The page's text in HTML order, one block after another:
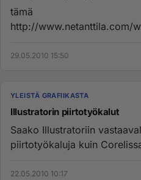
tämä
http://www.netanttila.com/
29.05.2010 15:50
YLEISTÄ GRAFIIKASTA
Illustratorin piirtotyökalut
Saako Illustratoriin
piirtotyökaluja kuin Corelissa
22.05.2010 10:17